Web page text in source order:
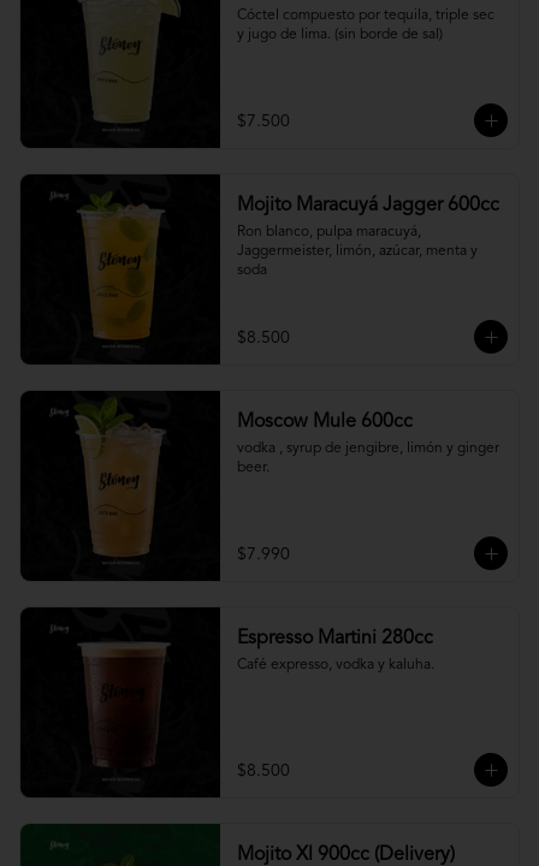
Cóctel compuesto por tequila, triple sec
y jugo de lima. (sin borde de sal)
$7.500
Mojito Maracuyá Jagger 600cc
Ron blanco, pulpa maracuyá,
Jaggermeister, limón, azúcar, menta y
soda
$8.500
Moscow Mule 600cc
vodka , syrup de jengibre, limón y ginger
beer.
$7.990
Espresso Martini 280cc
Café expresso, vodka y kaluha.
$8.500
Mojito Xl 900cc (Delivery)